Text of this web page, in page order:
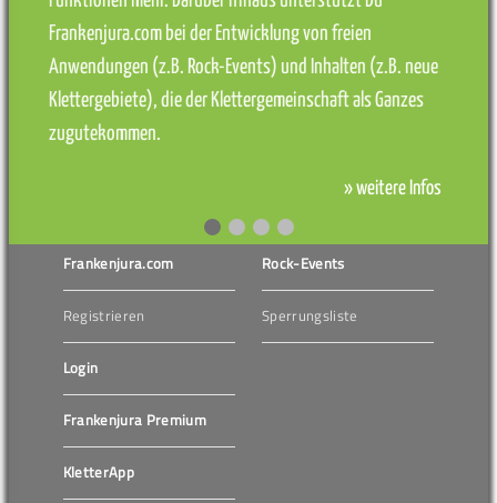
Frankenjura.com bei der Entwicklung von freien
Anwendungen (z.B. Rock-Events) und Inhalten (z.B. neue
Klettergebiete), die der Klettergemeinschaft als Ganzes
zugutekommen.
» weitere Infos
Frankenjura.com
Registrieren
Login
Frankenjura Premium
KletterApp
Rock-Events
Sperrungsliste